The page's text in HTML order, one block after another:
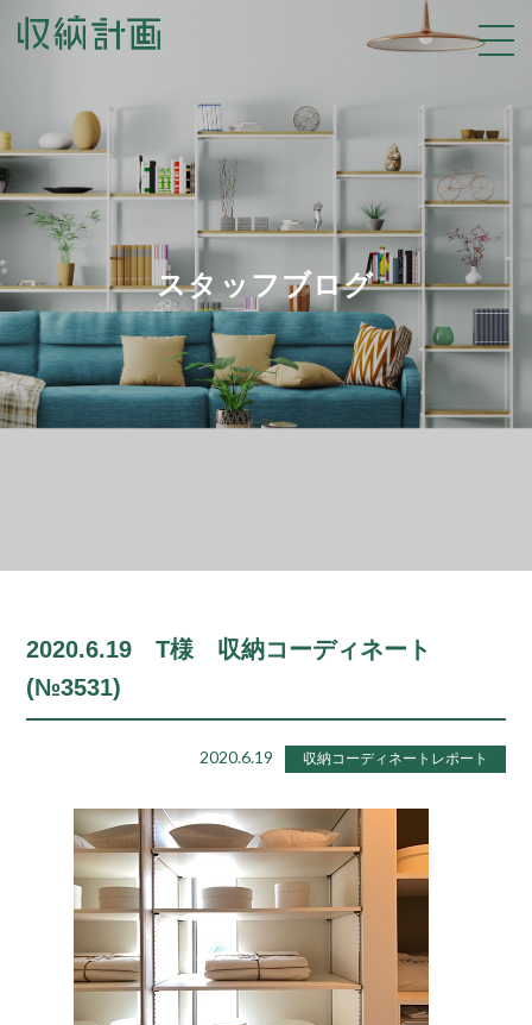
スタッフブログ
2020.6.19 T様 収納コーディネート
(№3531)
2020.6.19 収納コーディネートレポート